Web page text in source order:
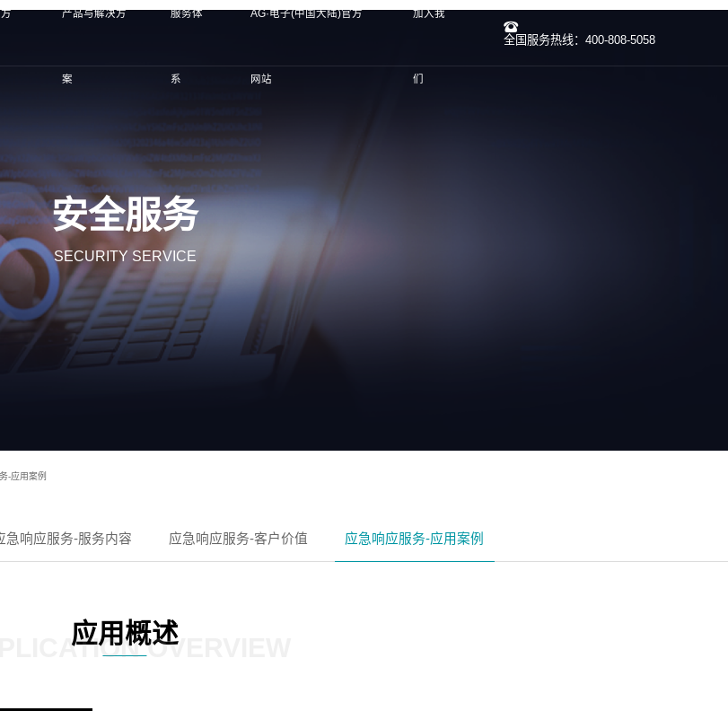
产品与解决方
案
服务体
系
AG·电子(中国大陆)官方
网站
加入我
们
全国服务热线：400-808-5058
安全服务
SECURITY SERVICE
-应用案例
急响应服务-服务内容 应急响应服务-客户价值 应急响应服务-应用案例
应用概述OVERVIEW